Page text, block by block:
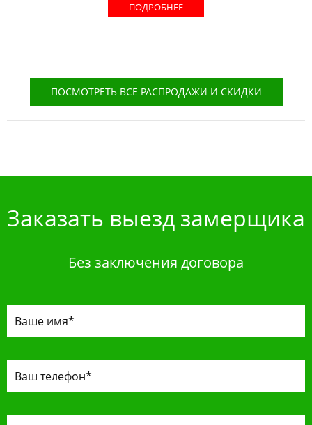
ПОДРОБНЕЕ
ПОСМОТРЕТЬ ВСЕ РАСПРОДАЖИ И СКИДКИ
Заказать выезд замерщика
Без заключения договора